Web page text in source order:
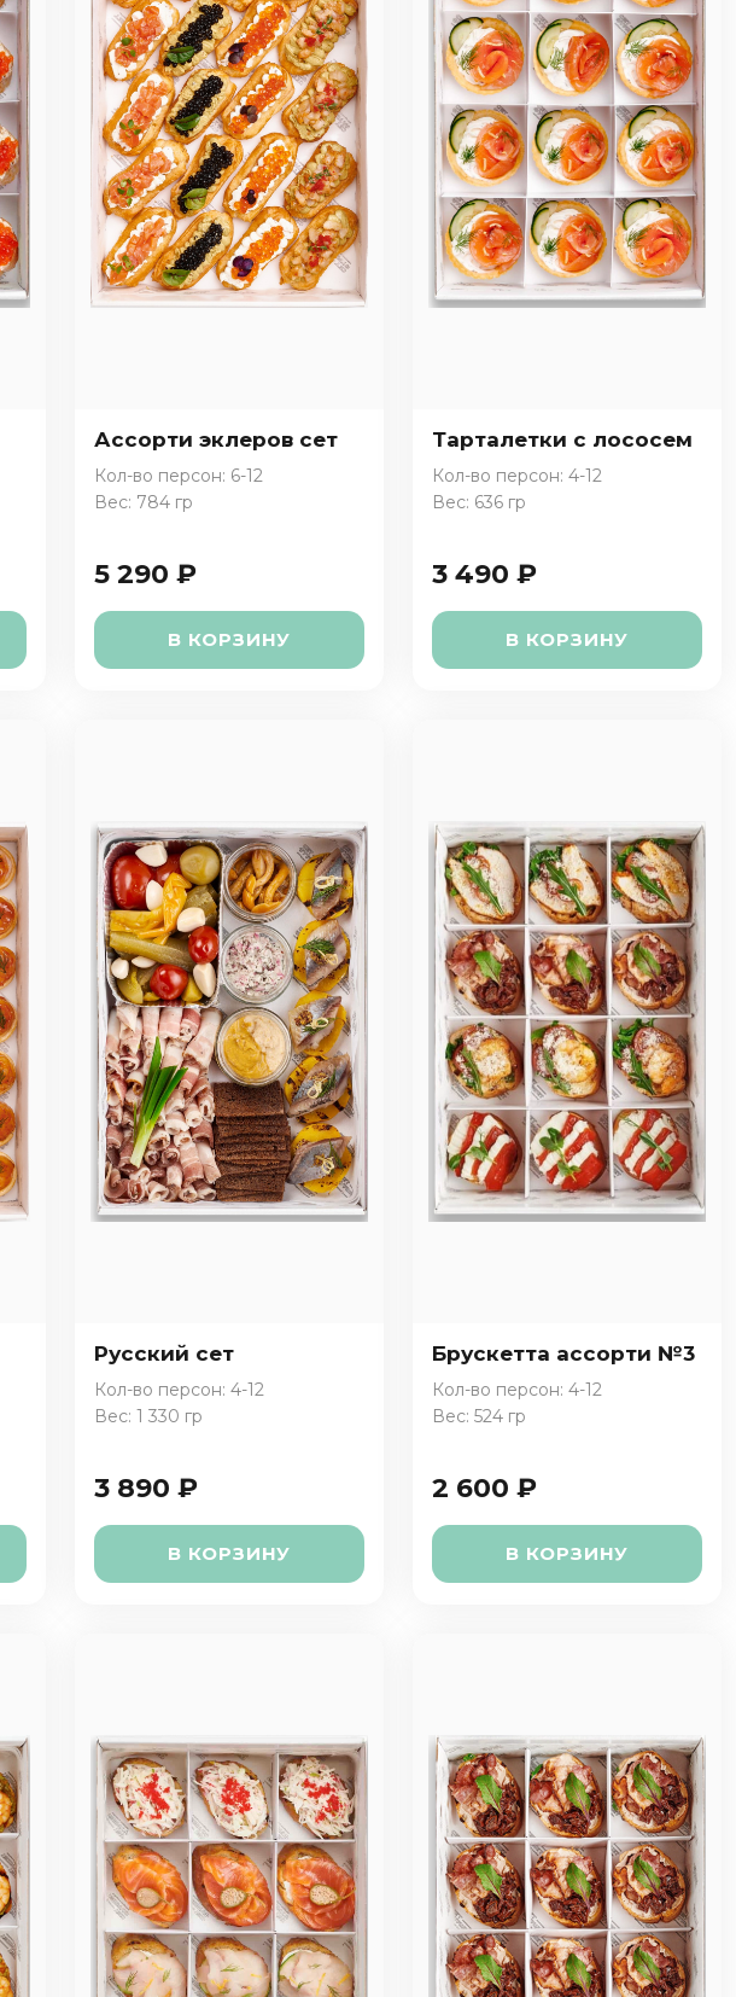
Ассорти эклеров сет
Кол-во персон: 6-12
Вес: 784 гр
5 290 ₽
В КОРЗИНУ
Тарталетки с лососем
Кол-во персон: 4-12
Вес: 636 гр
3 490 ₽
В КОРЗИНУ
Русский сет
Кол-во персон: 4-12
Вес: 1 330 гр
3 890 ₽
В КОРЗИНУ
Брускетта ассорти №3
Кол-во персон: 4-12
Вес: 524 гр
2 600 ₽
В КОРЗИНУ